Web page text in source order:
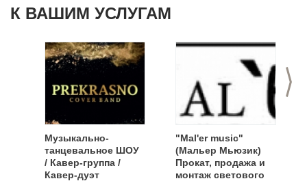
К ВАШИМ УСЛУГАМ
>
Музыкально-
танцевальное ШОУ
/ Кавер-группа /
Кавер-дуэт
"Mal'er music"
(Мальер Мьюзик)
Прокат, продажа и
монтаж светового